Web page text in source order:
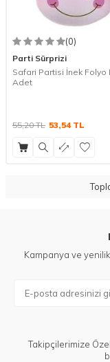
(0)
Parti Sürprizi
Safari Partisi İnek Folyo
Adet
55,20TL 53,54 TL
Kampanya ve
Takipçilerimize